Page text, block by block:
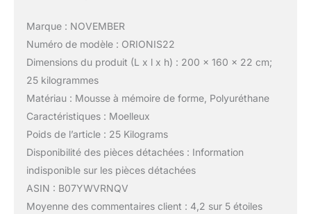
Marque : NOVEMBER
Numéro de modèle : ORIONIS22
Dimensions du produit (L x l x h) : 200 x 160 x 22 cm;
25 kilogrammes
Matériau : Mousse à mémoire de forme, Polyuréthane
Caractéristiques : Moelleux
Poids de l’article : 25 Kilograms
Disponibilité des pièces détachées : Information
indisponible sur les pièces détachées
ASIN : B07YWVRNQV
Moyenne des commentaires client : 4,2 sur 5 étoiles